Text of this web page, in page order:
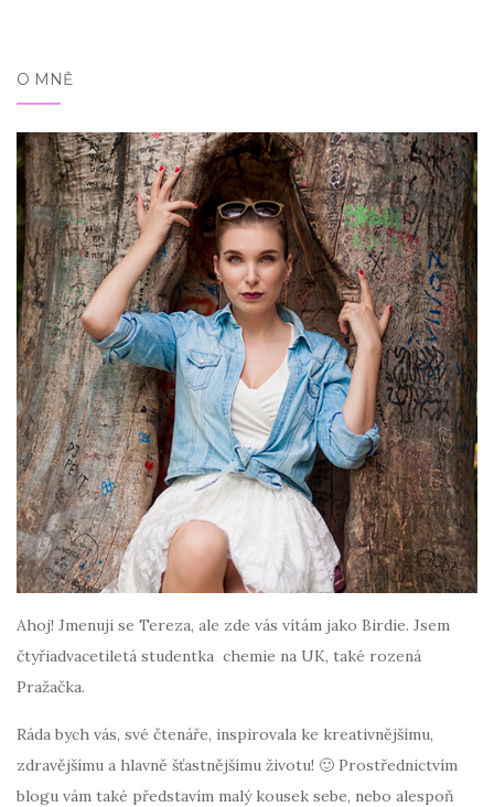
O MNĚ
Ahoj! Jmenuji se Tereza, ale zde vás vítám jako Birdie. Jsem
čtyřiadvacetiletá studentka chemie na UK, také rozená
Pražačka.
Ráda bych vás, své čtenáře, inspirovala ke kreativnějšímu,
zdravějšímu a hlavně šťastnějšímu životu! 🙂 Prostřednictvím
blogu vám také představím malý kousek sebe, nebo alespoň